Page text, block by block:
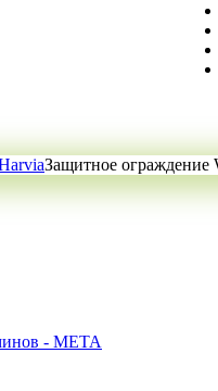
Защитное ограждение
- META